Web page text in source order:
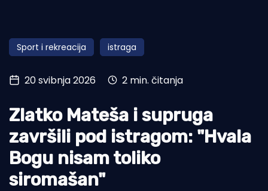
Obala
Otoci
Turizam i nautika
Pomorstvo
Ribolov
Ekologija
Tradicija i kultura
Sport i rekreacija istraga
20 svibnja 2026 2 min. čitanja
Zlatko Mateša i supruga
završili pod istragom: "Hvala
Bogu nisam toliko
siromašan"